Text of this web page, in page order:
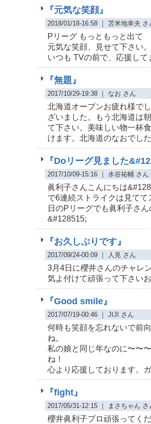
『元気な笑顔』
2018/01/18-16:58 ｜ 苫米地幸夫 さ
Pリーグ もっともっと出て
元気な笑顔、見せて下さい。
いつも TVの前で、応援して
『無題』
2017/10/29-19:38 ｜ なお さん
北海道オープンお疲れ様で
ざいました。もう北海道は
て下さい。美味しい物一杯
けます。北海道のなおでし
『Doリーグ見ました
2017/10/09-15:16 ｜ 水谷祐輔 さん
眞利子さんこんにちは
で6連続ストライクは見て
日のPリーグでも眞利子さ
&#128515;
『お久しぶりです』
2017/09/24-00:09 ｜ 人見 さん
3月4日に櫻井さんのチャレ
気よ付けて頑張って下さい
『Good smile』
2017/07/19-00:46 ｜ JIJI さん
何時も笑顔を忘れないで前
ね。
私の娘と同じ年なのに〜〜
ね！
心より応援しております。
『fight』
2017/05/31-12:15 ｜ まさちゃん さ
櫻井眞利子プロ頑張ってく